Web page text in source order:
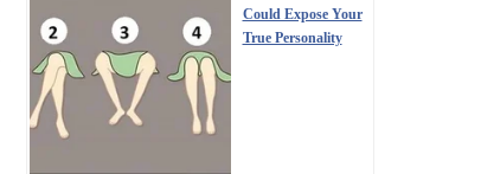
Could Expose Your
True Personality